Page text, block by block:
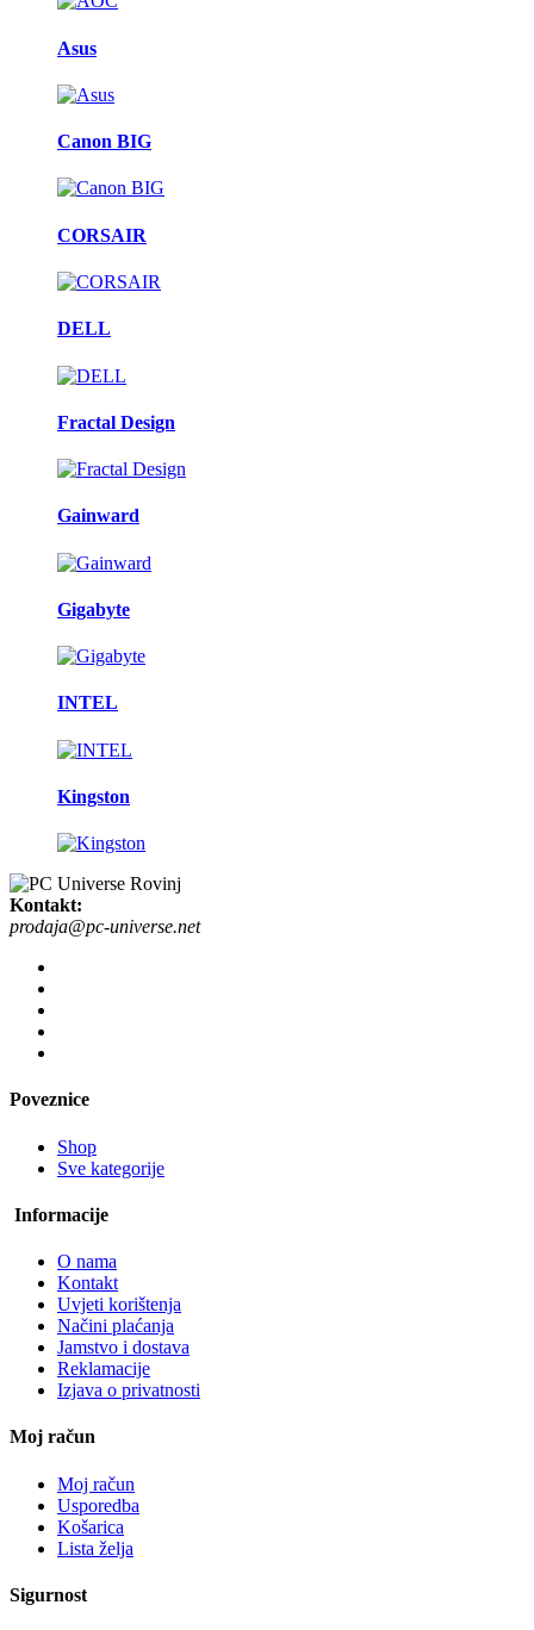
Asus
Canon BIG
CORSAIR
DELL
Fractal Design
Gainward
Gigabyte
INTEL
Kingston
Kontakt:
prodaja@pc-universe.net
Poveznice
Shop
Sve kategorije
Informacije
O nama
Kontakt
Uvjeti korištenja
Načini plaćanja
Jamstvo i dostava
Reklamacije
Izjava o privatnosti
Moj račun
Moj račun
Usporedba
Košarica
Lista želja
Sigurnost